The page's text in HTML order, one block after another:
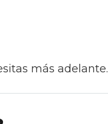
más adelante.